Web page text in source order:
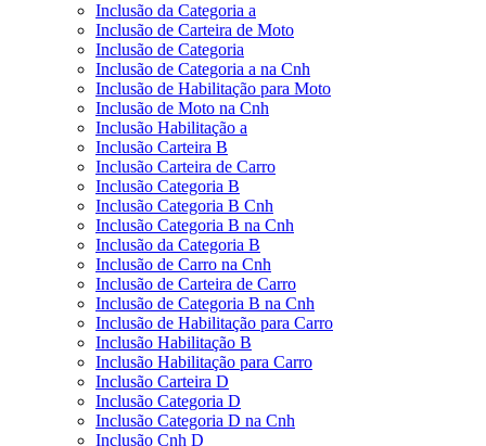
Inclusão da Categoria a
Inclusão de Carteira de Moto
Inclusão de Categoria
Inclusão de Categoria a na Cnh
Inclusão de Habilitação para Moto
Inclusão de Moto na Cnh
Inclusão Habilitação a
Inclusão Carteira B
Inclusão Carteira de Carro
Inclusão Categoria B
Inclusão Categoria B Cnh
Inclusão Categoria B na Cnh
Inclusão da Categoria B
Inclusão de Carro na Cnh
Inclusão de Carteira de Carro
Inclusão de Categoria B na Cnh
Inclusão de Habilitação para Carro
Inclusão Habilitação B
Inclusão Habilitação para Carro
Inclusão Carteira D
Inclusão Categoria D
Inclusão Categoria D na Cnh
Inclusão Cnh D